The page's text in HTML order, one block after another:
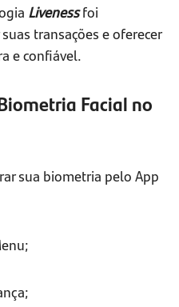
Livenessfoi
transações e oferecer
e confiável.
Facial no
sua biometria pelo App